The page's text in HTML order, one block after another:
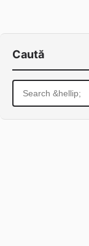
Caută
Search
for: